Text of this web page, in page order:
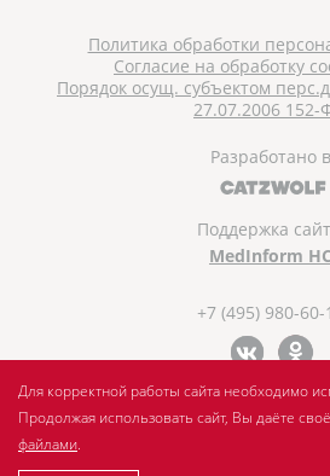
Политика обработки
Согласие на обработку
Порядок осущ. субъектом
27.07.2006 152-
Разработано в
Поддержка
MedInform HC
+7 (495) 980-60-
Для корректной работы сайта необходимо
Продолжая использовать сайт, Вы даёте своё
файлами.